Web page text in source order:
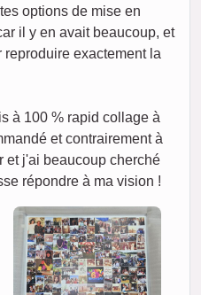
options de mise en
il y en avait beaucoup, et
exactement la
à 100 % rapid collage à
et contrairement à
et j'ai beaucoup cherché
répondre à ma vision !